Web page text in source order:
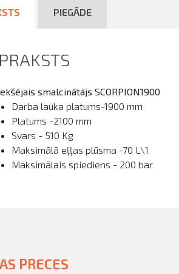
PIEGĀDE
smalcinātājs SCORPION1900
Darba lauka platums-1900 mm
Platums -2100 mm
Svars - 510 Kg
Maksimālā eļļas plūsma -70 L\1
Maksimālais spiediens - 200 bar
PRECES